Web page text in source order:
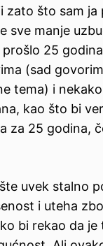
zato što sam ja
sve manje
25
(sad
tema) i
kao što bi
za 25 godina,
uvek stalno
i uteha
bi rekao da je